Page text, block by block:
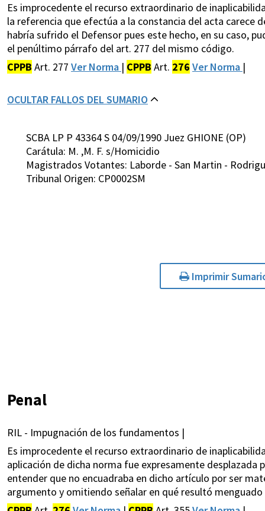
Es improcedente el recurso extraordinario de
la referencia que efectúa a la constancia del acta carece
habría sufrido el Defensor pues este hecho, en su caso,
el penúltimo párrafo del art. 277 del mismo código.
CPPB Art. 277 Ver Norma | CPPB Art. 276 Ver Norma |
OCULTAR FALLOS DEL SUMARIO
SCBA LP P 43364 S 04/09/1990 Juez GHIONE (OP)
Carátula: M. ,M. F. s/Homicidio
Magistrados Votantes: Laborde - San Martin -
Tribunal Origen: CP0002SM
Imprimir
Penal
RIL - Impugnación de los fundamentos |
Es improcedente el recurso extraordinario de
aplicación de dicha norma fue expresamente
entender que no encuadraba en dicho artículo por ser
argumento y omitiendo señalar en qué resultó menguado